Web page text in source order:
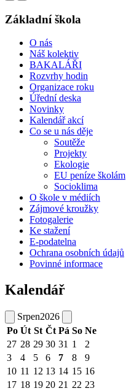
Základní škola
O nás
Náš kolektiv
BAKALÁŘI
Rozvrhy hodin
Organizace roku
Úřední deska
Novinky
Kalendář akcí
Co se u nás děje
Soutěže
Projekty
Ekologie
EU peníze školám
Socioklima
O škole v médiích
Zájmové kroužky
Fotogalerie
Ke stažení
E-podatelna
Ochrana osobních údajů
Povinné informace
Kalendář
Srpen2026
Po Út St Čt Pá So Ne
27 28 29 30 31 1
2
3
4 5 6 7 8
9
10 11 12 13 14 15 16
17 18 19 20 21 22 23